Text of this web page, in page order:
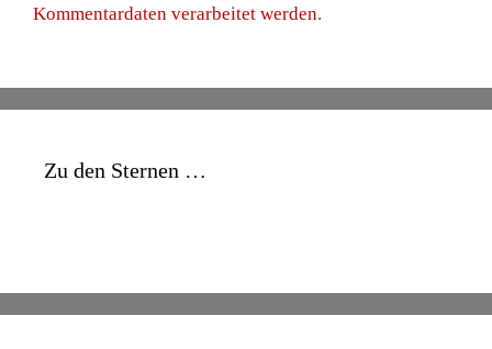
Kommentardaten verarbeitet werden.
Zu den Sternen …